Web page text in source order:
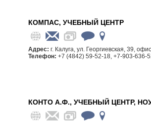
КОМПАС, УЧЕБНЫЙ ЦЕНТР
Адрес: г. Калуга, ул. Георгиевская, 39,
Телефон: +7 (4842) 59-52-18, +7-903-636-
КОНТО А.Ф., УЧЕБНЫЙ ЦЕНТР,